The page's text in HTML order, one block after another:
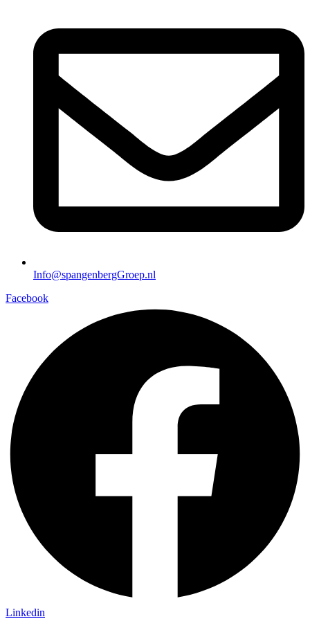
Info@spangenbergGroep.nl
Facebook
Linkedin